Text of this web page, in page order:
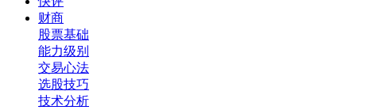
财商
股票基础
能力级别
交易心法
选股技巧
技术分析